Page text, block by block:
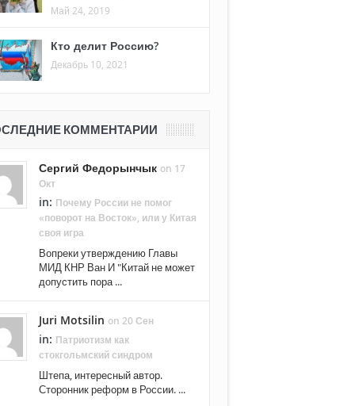
Май 24, 2019
Кто делит Россию?
Декабрь 10, 2021
КОММЕНТАРИИ
Сергий Федорынчык on 17
Окт
in: Почему России не помог
«поворот на Восток», или у Китая
своя игра
Вопреки утверждению Главы
МИД КНР Ван И "Китай не может
допустить пора ...
Juri Motsilin on 20 Сен
in: Патриотизм как
стокгольмский синдром
Штепа, интересный автор.
Сторонник реформ в России. ...